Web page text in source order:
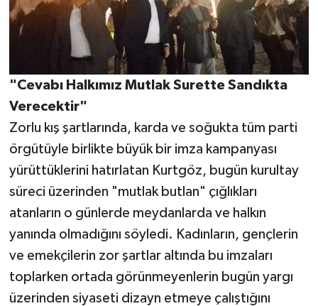
"Cevabı Halkımız Mutlak Surette Sandıkta
Verecektir"
Zorlu kış şartlarında, karda ve soğukta tüm parti
örgütüyle birlikte büyük bir imza kampanyası
yürüttüklerini hatırlatan Kurtgöz, bugün kurultay
süreci üzerinden "mutlak butlan" çığlıkları
atanların o günlerde meydanlarda ve halkın
yanında olmadığını söyledi. Kadınların, gençlerin
ve emekçilerin zor şartlar altında bu imzaları
toplarken ortada görünmeyenlerin bugün yargı
üzerinden siyaseti dizayn etmeye çalıştığını